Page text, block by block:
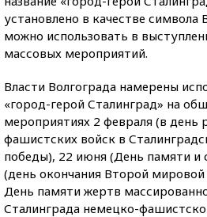
установлено в качестве символа
можно использовать в
массовых мероприятий.
Власти Волгограда намерены
«город-герой Сталинград» на
мероприятиях 2 февраля (в день
фашистских войск в
победы), 22 июня (День памяти и
(день окончания Второй мировой
День памяти жертв
Сталинграда немецко-